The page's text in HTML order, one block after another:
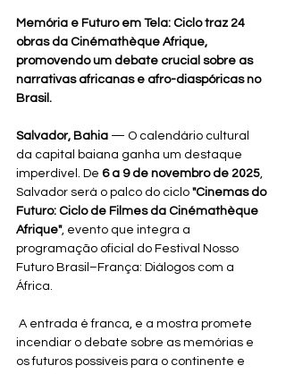
Memória e Futuro em Tela: Ciclo traz 24
obras da Cinémathèque Afrique,
promovendo um debate crucial sobre as
narrativas africanas e afro-diaspóricas no
Brasil.
Salvador, Bahia — O calendário cultural
da capital baiana ganha um destaque
imperdível. De 6 a 9 de novembro de 2025,
Salvador será o palco do ciclo "Cinemas do
Futuro: Ciclo de Filmes da Cinémathèque
Afrique", evento que integra a
programação oficial do Festival Nosso
Futuro Brasil–França: Diálogos com a
África.
incendiar o debate sobre as memórias e
os futuros possíveis para o continente e